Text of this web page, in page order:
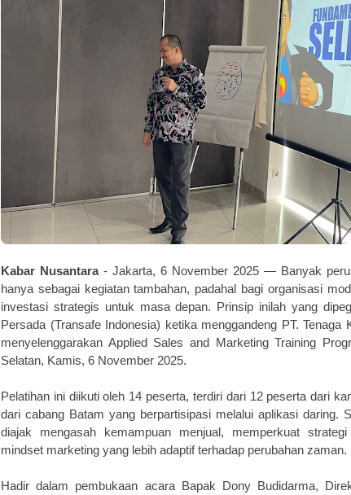
Kabar Nusantara- Jakarta, 6 November 2025 — Banyak
hanya sebagai kegiatan tambahan, padahal bagi organisasi
investasi strategis untuk masa depan. Prinsip inilah yang
Persada (Transafe Indonesia) ketika menggandeng PT. Tenaga
menyelenggarakan Applied Sales and Marketing Training
Selatan, Kamis, 6 November 2025.
Pelatihan ini diikuti oleh 14 peserta, terdiri dari 12 peserta dari
dari cabang Batam yang berpartisipasi melalui aplikasi daring.
diajak mengasah kemampuan menjual, memperkuat
mindset marketing yang lebih adaptif terhadap perubahan zaman.
Hadir dalam pembukaan acara Bapak Dony Budidarma,